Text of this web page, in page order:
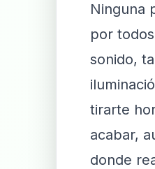
Ninguna
por
sonido,
tirarte
acabar,
donde